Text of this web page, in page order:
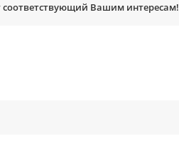
Вашим интересам!